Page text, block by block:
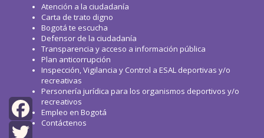
Facebook
Atención a la ciudadanía
Carta de trato digno
Bogotá te escucha
Defensor de la ciudadanía
Transparencia y acceso a información pública
Plan anticorrupción
Inspección, Vigilancia y Control a ESAL deportivas y/o
recreativas
Personería jurídica para los organismos deportivos y/o
recreativos
Empleo en Bogotá
Contáctenos